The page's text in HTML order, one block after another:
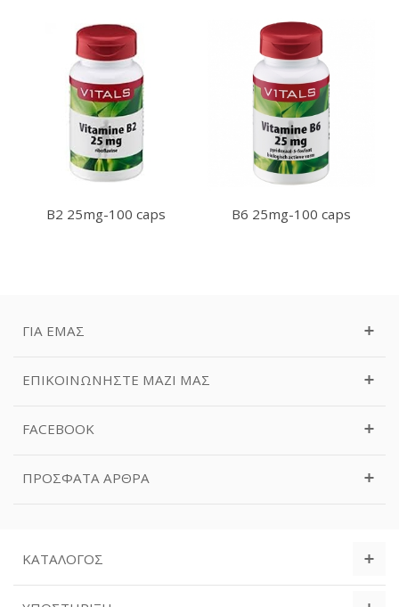
B2 25mg-100 caps B6 25mg-100 caps
ΓΙΑ ΕΜΆΣ
ΕΠΙΚΟΙΝΩΝΉΣΤΕ ΜΑΖΊ ΜΑΣ
FACEBOOK
ΠΡΌΣΦΑΤΑ ΆΡΘΡΑ
ΚΑΤΆΛΟΓΟΣ